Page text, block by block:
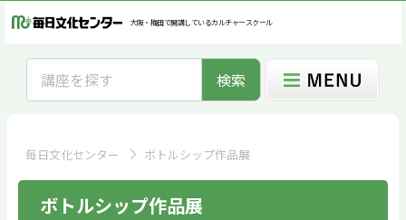
大阪・梅田で開講しているカルチャースクール
検索
毎日文化センター ボトルシップ作品展
ボトルシップ作品展